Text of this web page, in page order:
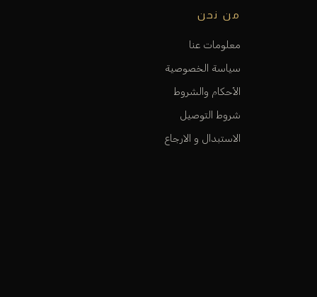
من نحن
معلومات عنا
سياسة الخصوصية
الأحكام والشروط
شروط التوصيل
الاستبدال و الارجاع